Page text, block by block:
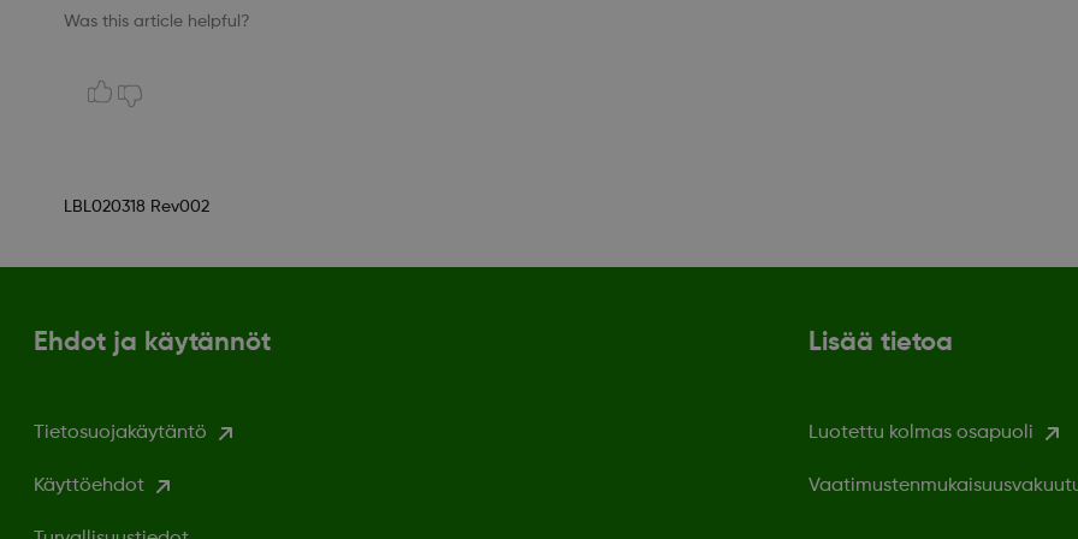
Was this article helpful?
LBL020318 Rev002
Ehdot ja käytännöt
Tietosuojakäytäntö
Käyttöehdot
Lisää tietoa
Luotettu kolmas osapuoli